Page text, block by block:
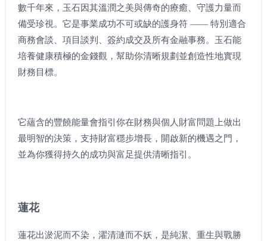
數千年來，玉石因其溫潤之美與傳奇的療癒、守護力量而
備受珍視。它是事業成功不可或缺的護身符 —— 特別適合
商務會談、項目談判、簽約成交及所有金融事務。玉石能
培養健康積極的金錢觀，幫助你清晰規劃並創造性地實現
財務目標。
它蘊含的豐饒能量會指引你在財務與個人財富問題上做出
最明智的決策，支持財富穩步增長，開啟新的機遇之門，
並為你獲得持久的成功與富足提供清晰指引。
蓮花
蓮花出淤泥而不染，濯清漣而不妖，是純潔、重生與戰勝